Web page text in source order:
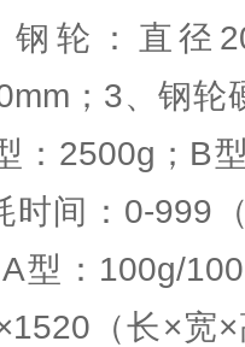
钢轮：直径
； 3、钢轮
：2500g；B
时间：0-999
型：100g/
（长×宽